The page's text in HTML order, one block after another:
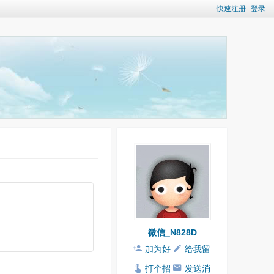
快速注册 登录
微信_N828D
加为好
友
给我留
言
打个招 发送消